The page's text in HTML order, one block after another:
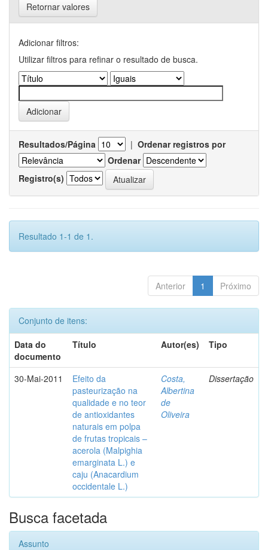
Retornar valores
Adicionar filtros:
Utilizar filtros para refinar o resultado de busca.
Resultados/Página | Ordenar registros por
Ordenar
Registro(s)
Resultado 1-1 de 1.
Anterior 1 Próximo
Conjunto de itens:
Data do
documento
Título Autor(es) Tipo
30-Mai-2011
Efeito da
pasteurização na
qualidade e no teor
de antioxidantes
naturais em polpa
de frutas tropicais –
acerola (Malpighia
emarginata L.) e
caju (Anacardium
occidentale L.)
Costa,
Albertina
de
Oliveira
Dissertação
Busca facetada
Assunto